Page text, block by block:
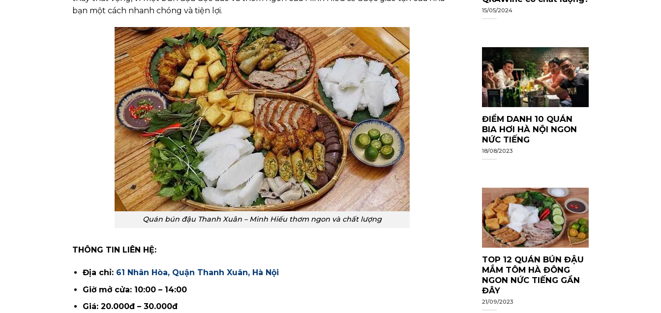
bạn một cách nhanh chóng và tiện lợi.
Quán bún đậu Thanh Xuân – Minh Hiếu thơm ngon và chất lượng
THÔNG TIN LIÊN HỆ:
Địa chỉ:61 Nhân Hòa, Quận Thanh Xuân, Hà Nội
Giờ mở cửa: 10:00 – 14:00
Giá: 20.000đ – 30.000đ
15/05/2024
ĐIỂM DANH 10 QUÁN
BIA HƠI HÀ NỘI NGON
NỨC TIẾNG
18/08/2023
TOP 12 QUÁN BÚN ĐẬU
MẮM TÔM HÀ ĐÔNG
NGON NỨC TIẾNG GẦN
ĐÂY
21/09/2023